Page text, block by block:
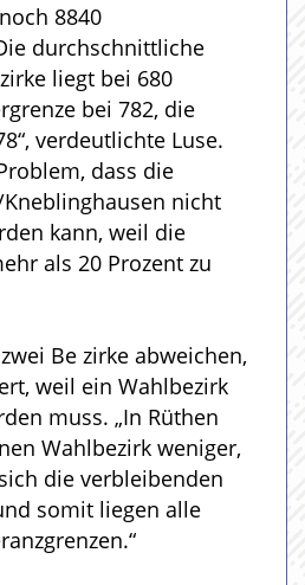
8840
durchschnittliche
liegt bei 680
bei 782, die
verdeutlichte Luse.
dass die
nicht
kann, weil die
als 20 Prozent zu
Be zirke abweichen,
weil ein Wahlbezirk
muss. „In Rüthen
Wahlbezirk weniger,
die verbleibenden
somit liegen alle